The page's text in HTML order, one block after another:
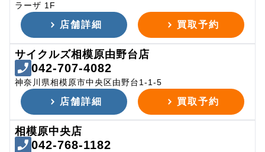
ラーザ 1F
店舗詳細 買取予約
サイクルズ相模原由野台店
042-707-4082
神奈川県相模原市中央区由野台1-1-5
店舗詳細 買取予約
相模原中央店
042-768-1182